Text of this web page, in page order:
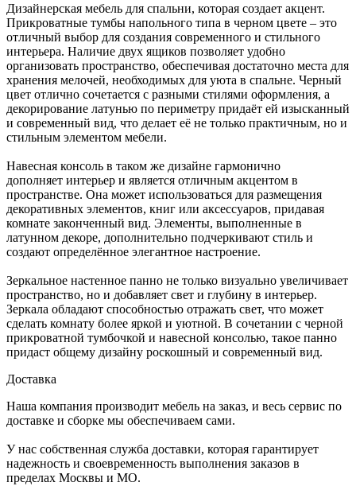
Дизайнерская мебель для спальни, которая создает акцент.
Прикроватные тумбы напольного типа в черном цвете – это
отличный выбор для создания современного и стильного
интерьера. Наличие двух ящиков позволяет удобно
организовать пространство, обеспечивая достаточно места для
хранения мелочей, необходимых для уюта в спальне. Черный
цвет отлично сочетается с разными стилями оформления, а
декорирование латунью по периметру придаёт ей изысканный
и современный вид, что делает её не только практичным, но и
стильным элементом мебели.
Навесная консоль в таком же дизайне гармонично
дополняет интерьер и является отличным акцентом в
пространстве. Она может использоваться для размещения
декоративных элементов, книг или аксессуаров, придавая
комнате законченный вид. Элементы, выполненные в
латунном декоре, дополнительно подчеркивают стиль и
создают определённое элегантное настроение.
Зеркальное настенное панно не только визуально увеличивает
пространство, но и добавляет свет и глубину в интерьер.
Зеркала обладают способностью отражать свет, что может
сделать комнату более яркой и уютной. В сочетании с черной
прикроватной тумбочкой и навесной консолью, такое панно
придаст общему дизайну роскошный и современный вид.
Доставка
Наша компания производит мебель на заказ, и весь сервис по
доставке и сборке мы обеспечиваем сами.
У нас собственная служба доставки, которая гарантирует
надежность и своевременность выполнения заказов в
пределах Москвы и МО.